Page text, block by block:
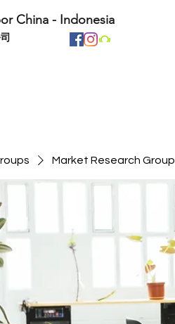
China - Indonesia
Market Research Group